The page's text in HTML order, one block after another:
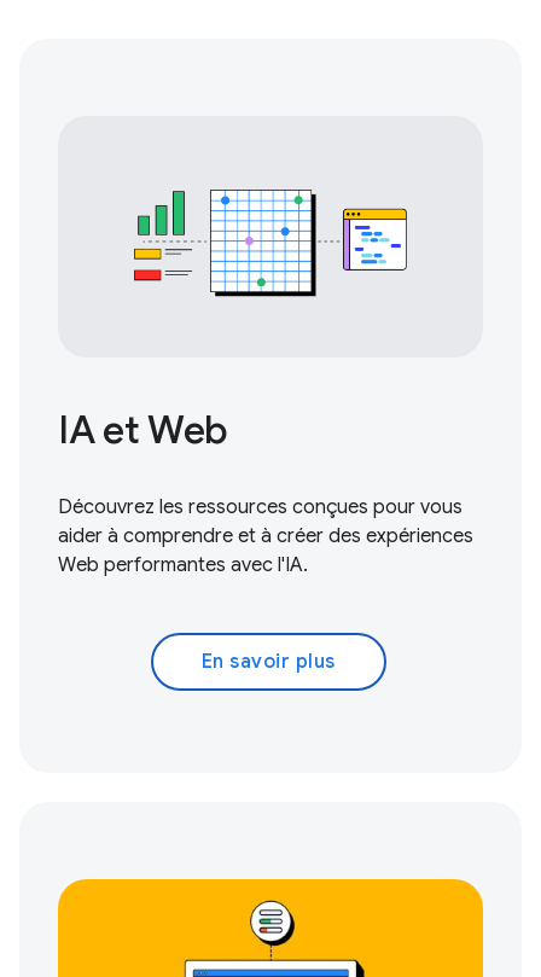
IA et Web
Découvrez les ressources conçues pour vous
aider à comprendre et à créer des expériences
Web performantes avec l'IA.
En savoir plus